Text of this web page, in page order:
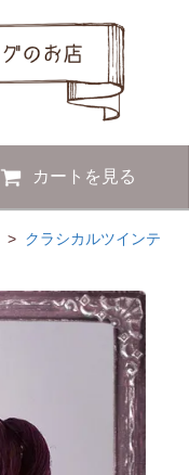
カートを見る
> クラシカルツインテ